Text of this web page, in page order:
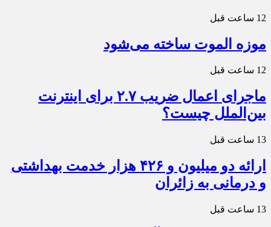
12 ساعت قبل
موزه الموت ساخته می‌شود
12 ساعت قبل
ماجرای اعمال ضریب ۲.۷ برای اینترنت
بین‌الملل چیست؟
13 ساعت قبل
ارائه دو میلیون و ۴۲۶ هزار خدمت بهداشتی
و درمانی به زائران
13 ساعت قبل